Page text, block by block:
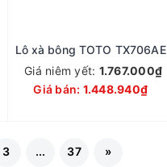
Lô xà bông TOTO TX706AE
Giá niêm yết: 1.767.000₫
Giá bán: 1.448.940₫
3 ... 37 »